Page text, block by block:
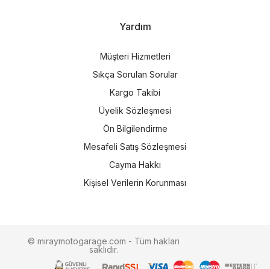
Yardım
Müşteri Hizmetleri
Sıkça Sorulan Sorular
Kargo Takibi
Üyelik Sözleşmesi
Ön Bilgilendirme
Mesafeli Satış Sözleşmesi
Cayma Hakkı
Kişisel Verilerin Korunması
© miraymotogarage.com - Tüm hakları
saklıdır.